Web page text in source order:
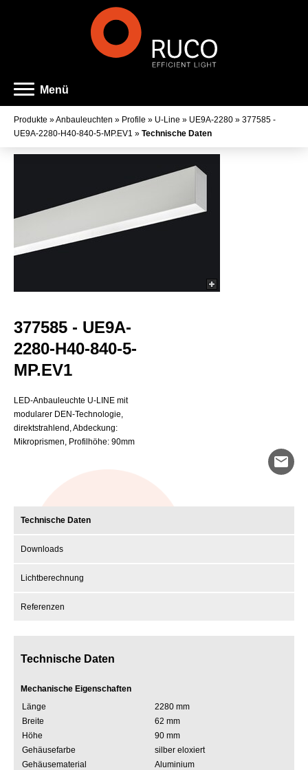
Menü
Produkte »Anbauleuchten » Profile » U-Line » UE9A-2280 » 377585 -
UE9A-2280-H40-840-5-MP.EV1 » Technische Daten
377585 - UE9A-
2280-H40-840-5-
MP.EV1
LED-Anbauleuchte U-LINE mit
modularer DEN-Technologie,
direktstrahlend, Abdeckung:
Mikroprismen, Profilhöhe: 90mm
mail
Technische Daten
Downloads
Lichtberechnung
Referenzen
Technische Daten
Mechanische Eigenschaften
Länge
2280 mm
Breite
62 mm
Höhe
90 mm
Gehäusefarbe
silber eloxiert
Gehäusematerial
Aluminium